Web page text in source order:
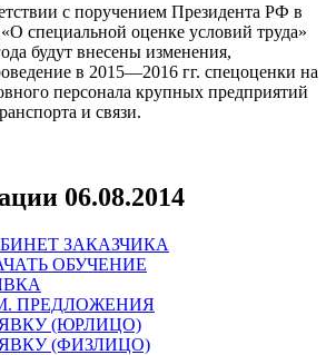
с поручением Президента РФ в
специальной оценке условий труда»
будут внесены изменения,
в 2015—2016 гг. спецоценки на
персонала крупных предприятий
и связи.
06.08.2014
ЗАКАЗЧИКА
ОБУЧЕНИЕ
ПРЕДЛОЖЕНИЯ
(ЮРЛИЦО)
(ФИЗЛИЦО)